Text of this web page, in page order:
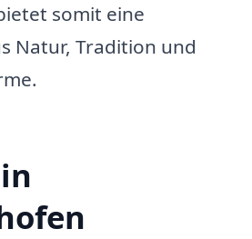
somit eine
Natur, Tradition und